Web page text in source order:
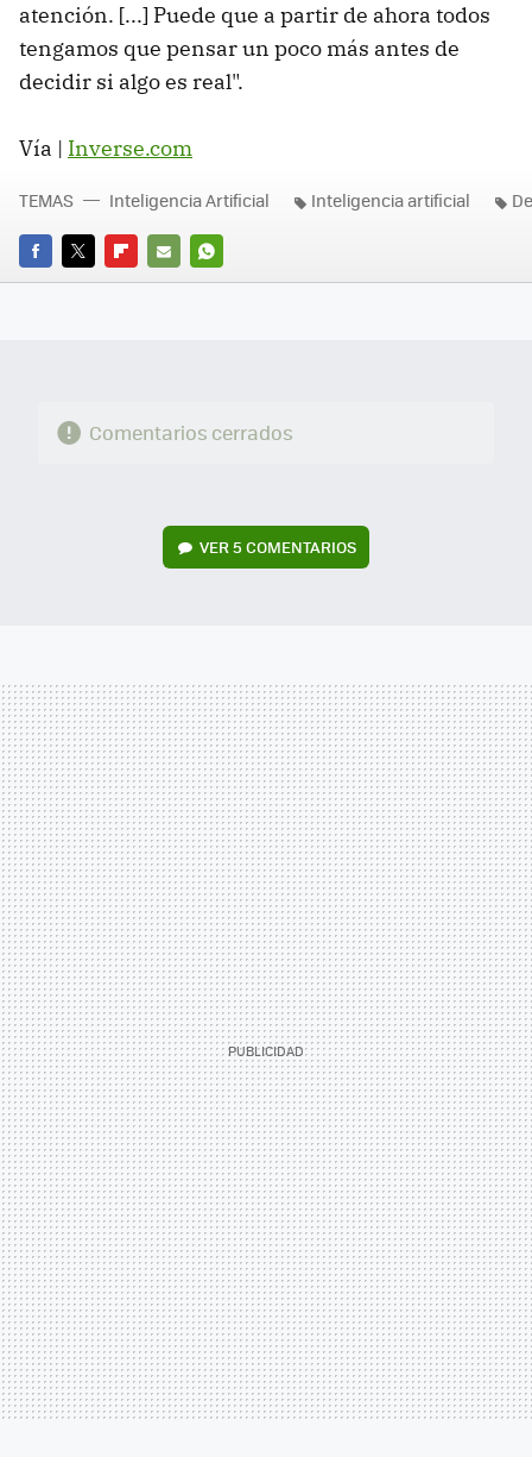
atención. [...] Puede que a partir de ahora todos
tengamos que pensar un poco más antes de
decidir si algo es real".
Vía | Inverse.com
FACEBOOK
TWITTERFLIPBOARD
E-
WHATSAPP
TEMAS Inteligencia Artificial Inteligencia artificial
Comentarios cerrados
VER 5 COMENTARIOS